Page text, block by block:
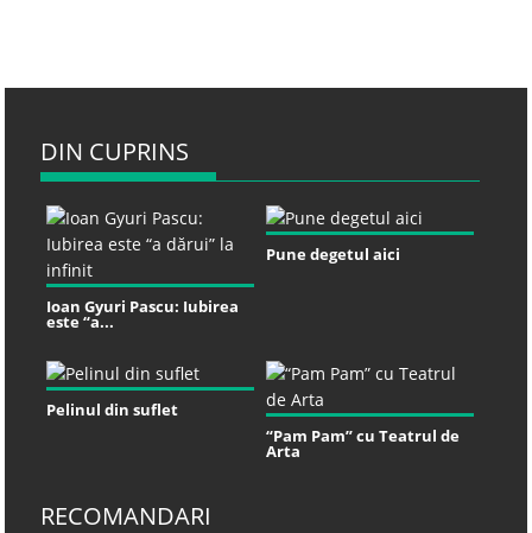
DIN CUPRINS
Ioan Gyuri Pascu: Iubirea
este “a...
Pune degetul aici
Pelinul din suflet
“Pam Pam” cu Teatrul de
Arta
RECOMANDARI